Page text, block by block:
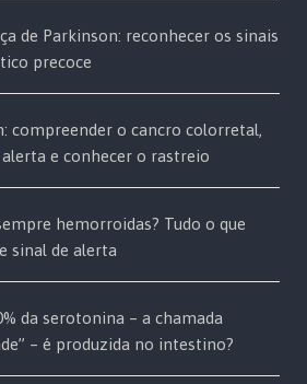
de Parkinson: reconhecer os sinais
precoce
compreender o cancro colorretal,
e conhecer o rastreio
hemorroidas? Tudo o que
sinal de alerta
da serotonina – a chamada
– é produzida no intestino?